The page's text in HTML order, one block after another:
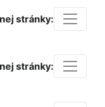
stránky:
stránky: